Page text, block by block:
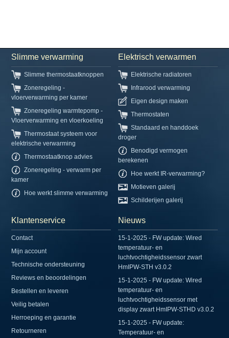
Slimme verwarming
Slimme thermostaatknoppen
Zoneregeling -
vloerverwarming per kamer
Zoneregeling warmtepomp -
Vloerverwarming en vloerkoeling
Thermostaat systeem voor
elektrische verwarming
Thermostaatknop advies
Zoneregeling - verwarm per
kamer
Hoe werkt slimme verwarming
Elektrisch verwarmen
Elektrische radiatoren
Infrarood verwarming
Eigen design maken
Thermostaten
Standaard en handdoek
droger
Benodigd vermogen
berekenen
Hoe werkt IR-verwarming?
Motieven galerij
Schilderijen galerij
Klantenservice
Contact
Mijn account
Technische ondersteuning
Reviews en beoordelingen
Bestellen en leveren
Veilig betalen
Herroeping en garantie
Retourneren
Nieuws
15-1-2025 - FW update: Wired
temperatuur- en
luchtvochtigheidssensor zwart
HmIPW-STH v3.0.2
15-1-2025 - FW update: Wired
temperatuur- en
luchtvochtigheidssensor met
display zwart HmIPW-STHD v3.0.2
15-1-2025 - FW update:
Temperatuur- en